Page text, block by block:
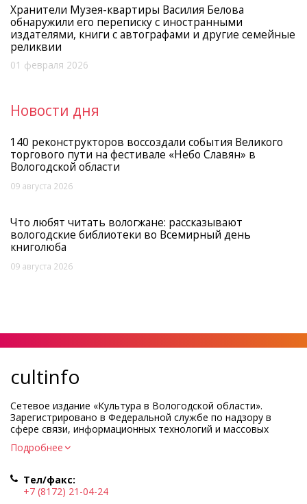
Хранители Музея-квартиры Василия Белова
обнаружили его переписку с иностранными
издателями, книги с автографами и другие семейные
реликвии
01 февраля 2026
Новости дня
140 реконструкторов воссоздали события Великого
торгового пути на фестивале «Небо Славян» в
Вологодской области
09 августа 2026
Что любят читать вологжане: рассказывают
вологодские библиотеки во Всемирный день
книголюба
09 августа 2026
cultinfo
Сетевое издание «Культура в Вологодской области».
Зарегистрировано в Федеральной службе по надзору в
сфере связи, информационных технологий и массовых
коммуникаций.
Регистрационный номер и дата принятия решения о
Учредитель КУ ВО «Информационно-аналитический центр
культуры»
Подробнее
Тел/факс:
+7 (8172) 21-04-24